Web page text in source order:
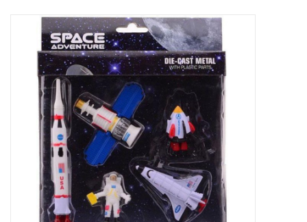
Accessoires
Boeken
Urania / Eclipsbrillen
Speelgoed
Globes / Gadgets
Weerstations